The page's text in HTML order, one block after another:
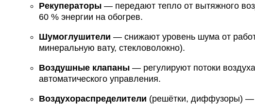
Рекуператоры — передают тепло от вытяжного
60 % энергии на обогрев.
Шумоглушители — снижают уровень шума от
минеральную вату, стекловолокно).
Воздушные клапаны — регулируют потоки
автоматического управления.
Воздухораспределители (решётки, диффузоры) —